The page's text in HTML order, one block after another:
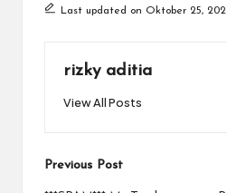
Last updated on Oktober 25, 2021
rizky aditia
View All Posts
Post
Previous Post